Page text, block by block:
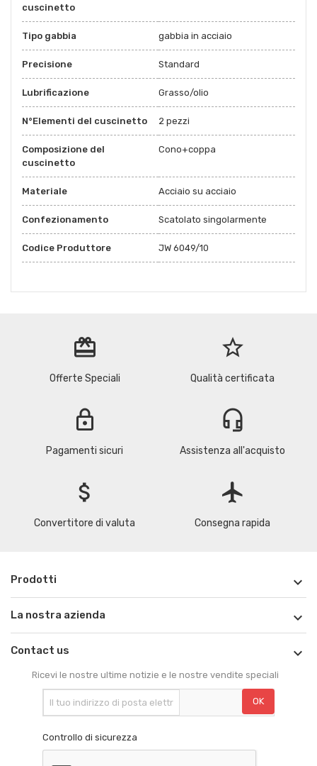
cuscinetto
Tipo gabbia gabbia in acciaio
Precisione Standard
Lubrificazione Grasso/olio
N°Elementi del cuscinetto 2 pezzi
Composizione del
cuscinetto
Cono+coppa
Materiale Acciaio su acciaio
Confezionamento Scatolato singolarmente
Codice Produttore JW 6049/10
redeem
Offerte Speciali
star_border
Qualità certificata
lock
Pagamenti sicuri
headset_mic
Assistenza all'acquisto
attach_money
Convertitore di valuta
flight
Consegna rapida
Prodotti 
La nostra azienda 
Contact us 
Ricevi le nostre ultime notizie e le nostre vendite speciali
Controllo di sicurezza